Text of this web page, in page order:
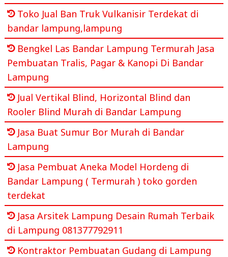
Toko Jual Ban Truk Vulkanisir Terdekat di
bandar lampung,lampung
Bengkel Las Bandar Lampung Termurah Jasa
Pembuatan Tralis, Pagar & Kanopi Di Bandar
Lampung
Jual Vertikal Blind, Horizontal Blind dan
Rooler Blind Murah di Bandar Lampung
Jasa Buat Sumur Bor Murah di Bandar
Lampung
Jasa Pembuat Aneka Model Hordeng di
Bandar Lampung ( Termurah ) toko gorden
terdekat
Jasa Arsitek Lampung Desain Rumah Terbaik
di Lampung 081377792911
Kontraktor Pembuatan Gudang di Lampung